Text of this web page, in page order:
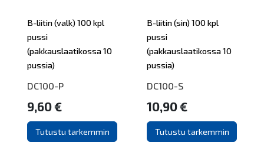
B-liitin (valk) 100 kpl
pussi
(pakkauslaatikossa 10
pussia)
DC100-P
9,60 €
Tutustu tarkemmin
B-liitin (sin) 100 kpl
pussi
(pakkauslaatikossa 10
pussia)
DC100-S
10,90 €
Tutustu tarkemmin